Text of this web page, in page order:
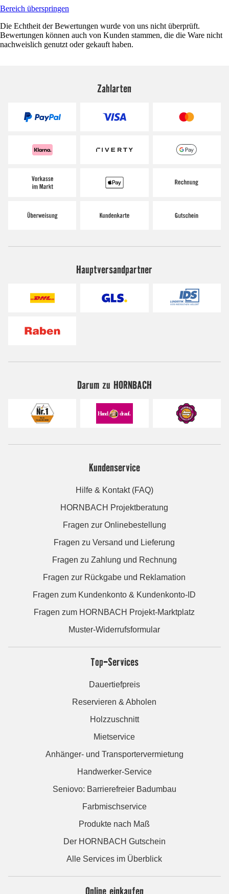
Bereich überspringen
Die Echtheit der Bewertungen wurde von uns nicht überprüft.
Bewertungen können auch von Kunden stammen, die die Ware nicht
nachweislich genutzt oder gekauft haben.
Zahlarten
Hauptversandpartner
Darum zu HORNBACH
Kundenservice
Hilfe & Kontakt (FAQ)
HORNBACH Projektberatung
Fragen zur Onlinebestellung
Fragen zu Versand und Lieferung
Fragen zu Zahlung und Rechnung
Fragen zur Rückgabe und Reklamation
Fragen zum Kundenkonto & Kundenkonto-ID
Fragen zum HORNBACH Projekt-Marktplatz
Muster-Widerrufsformular
Top-Services
Dauertiefpreis
Reservieren & Abholen
Holzzuschnitt
Mietservice
Anhänger- und Transportervermietung
Handwerker-Service
Seniovo: Barrierefreier Badumbau
Farbmischservice
Produkte nach Maß
Der HORNBACH Gutschein
Alle Services im Überblick
Online einkaufen